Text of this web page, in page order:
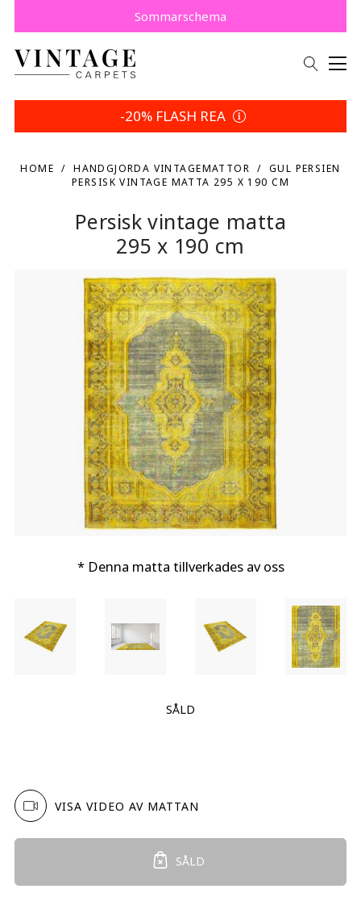
Spara 5 % | Dina returvillkor
Köp nu, betala senare med Klarna.
Sommarschema
-20% FLASH REA
HOME HANDGJORDA VINTAGEMATTOR
GUL PERSIEN
PERSISK VINTAGE MATTA 295 X 190 CM
Persisk vintage matta
295 x 190 cm
* Denna matta tillverkades av oss
SÅLD
VISA VIDEO AV MATTAN
SÅLD